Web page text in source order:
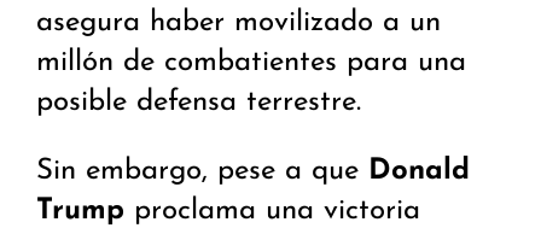
asegura haber movilizado a un
millón de combatientes para una
posible defensa terrestre.
Sin embargo, pese a que Donald
Trump proclama una victoria